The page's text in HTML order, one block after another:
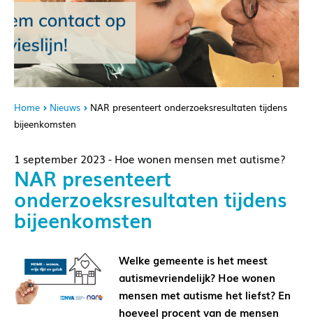
Home Nieuws
NAR presenteert onderzoeksresultaten tijdens
bijeenkomsten
1 september 2023 - Hoe wonen mensen met autisme?
NAR presenteert
onderzoeksresultaten tijdens
bijeenkomsten
Welke gemeente is het meest
autismevriendelijk? Hoe wonen
mensen met autisme het liefst? En
hoeveel procent van de mensen